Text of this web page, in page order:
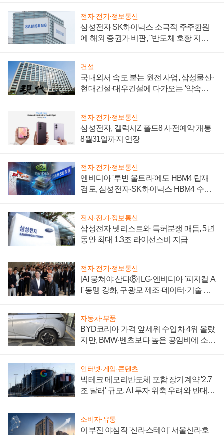
전자·전기·정보통신
삼성전자 SK하이닉스 소극적 주주환원
에 해외 증권가 비판, "반도체 호황 지속
건설
국내외서 속도 붙는 원전 사업, 삼성물산·
현대건설·대우건설에 다가오는 '약속의
전자·전기·정보통신
삼성전자, 갤럭시Z 폴드8 사전예약 개통
8월31일까지 연장
전자·전기·정보통신
엔비디아 '루빈 울트라'에도 HBM4 탑재
검토, 삼성전자·SK하이닉스 HBM4 수율
전자·전기·정보통신
삼성전자 넷리스트와 특허분쟁 매듭, 5년
동안 최대 1.3조 라이선스비 지급
전자·전기·정보통신
[AI 뭉쳐야 산다⑧] LG·엔비디아 '피지컬 A
I' 동맹 강화, 구광모 제조·데이터·기술 결
자동차·부품
BYD코리아 가격 앞세워 수입차 4위 올랐
지만, BMW·벤츠보다 높은 공임비에 소비
인터넷·게임·콘텐츠
빅테크 메모리반도체 포함 장기계약 '2.7
조 달러' 규모, AI 투자 위축 우려와 반대
소비자·유통
이부진 야심작 '신라스테이' 서울신라호